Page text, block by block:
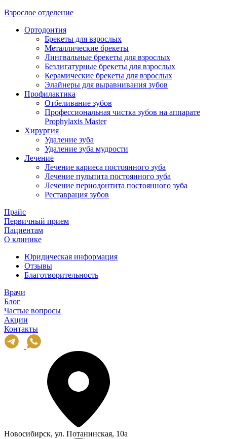
Взрослое отделение
Ортодонтия
Брекеты для взрослых
Металлические брекеты
Лингвальные брекеты для взрослых
Безлигатурные брекеты для взрослых
Керамические брекеты для взрослых
Элайнеры для выравнивания зубов
Профилактика
Отбеливание зубов
Профессиональная чистка зубов на аппарате
Prophylaxis Master
Хирургия
Удаление зуба
Удаление зуба мудрости
Лечение
Лечение кариеса постоянного зуба
Лечение пульпита постоянного зуба
Лечение периодонтита постоянного зуба
Реставрация зубов
Прайс
Первичный прием
Пациентам
О клинике
Юридическая информация
Отзывы
Благотворительность
Врачи
Блог
Частые вопросы
Акции
Контакты
Новосибирск, ул. Потанинская, 10а